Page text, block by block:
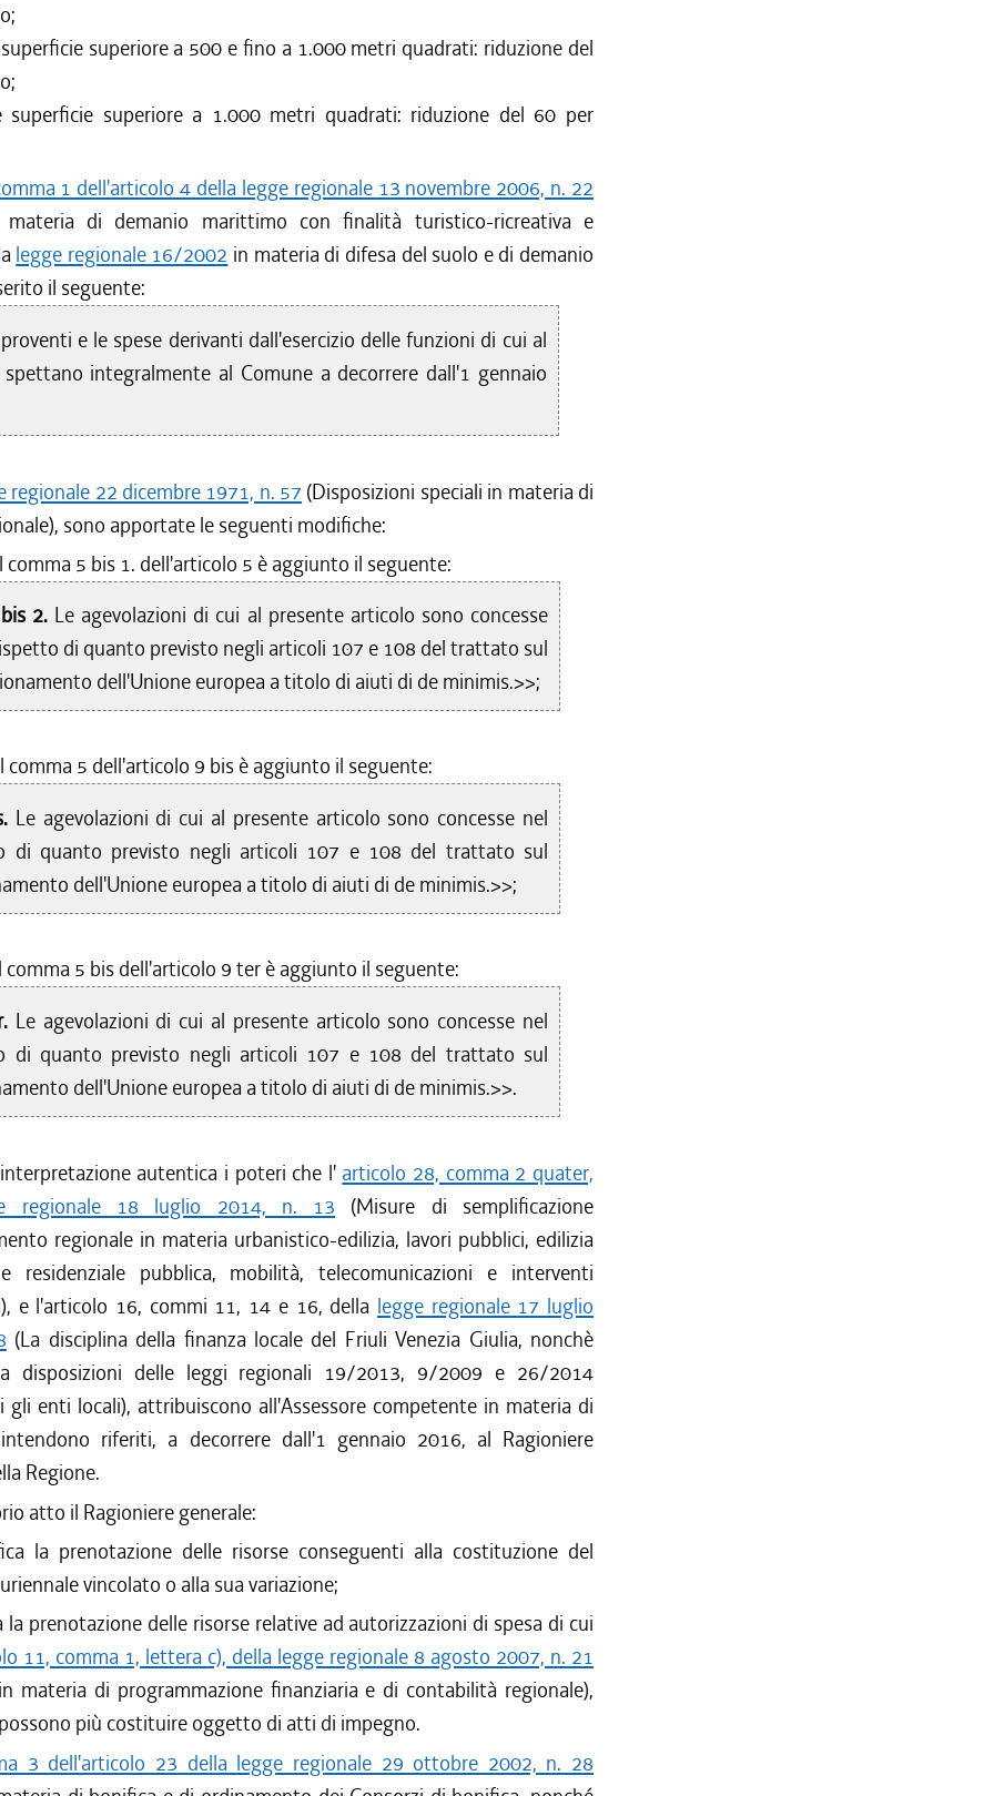
superiore a 500 e fino a 1.000 metri quadrati: riduzione del
superficie superiore a 1.000 metri quadrati: riduzione del 60 per
1 dell'articolo 4 della legge regionale 13 novembre 2006, n. 22
di demanio marittimo con finalità turistico-ricreativa e
legge regionale 16/2002 in materia di difesa del suolo e di demanio
il seguente:
e le spese derivanti dall'esercizio delle funzioni di cui al
integralmente al Comune a decorrere dall'1 gennaio
regionale 22 dicembre 1971, n. 57 (Disposizioni speciali in materia di
sono apportate le seguenti modifiche:
comma 5 bis 1. dell'articolo 5 è aggiunto il seguente:
2. Le agevolazioni di cui al presente articolo sono concesse
di quanto previsto negli articoli 107 e 108 del trattato sul
dell'Unione europea a titolo di aiuti di de minimis.>>;
comma 5 dell'articolo 9 bis è aggiunto il seguente:
Le agevolazioni di cui al presente articolo sono concesse nel
di quanto previsto negli articoli 107 e 108 del trattato sul
dell'Unione europea a titolo di aiuti di de minimis.>>;
comma 5 bis dell'articolo 9 ter è aggiunto il seguente:
Le agevolazioni di cui al presente articolo sono concesse nel
di quanto previsto negli articoli 107 e 108 del trattato sul
dell'Unione europea a titolo di aiuti di de minimis.>>.
autentica i poteri che l' articolo 28, comma 2 quater,
regionale 18 luglio 2014, n. 13 (Misure di semplificazione
regionale in materia urbanistico-edilizia, lavori pubblici, edilizia
residenziale pubblica, mobilità, telecomunicazioni e interventi
e l'articolo 16, commi 11, 14 e 16, della legge regionale 17 luglio
(La disciplina della finanza locale del Friuli Venezia Giulia, nonchè
disposizioni delle leggi regionali 19/2013, 9/2009 e 26/2014
gli enti locali), attribuiscono all'Assessore competente in materia di
riferiti, a decorrere dall'1 gennaio 2016, al Ragioniere
Regione.
atto il Ragioniere generale:
la prenotazione delle risorse conseguenti alla costituzione del
vincolato o alla sua variazione;
la prenotazione delle risorse relative ad autorizzazioni di spesa di cui
11, comma 1, lettera c), della legge regionale 8 agosto 2007, n. 21
materia di programmazione finanziaria e di contabilità regionale),
più costituire oggetto di atti di impegno.
3 dell'articolo 23 della legge regionale 29 ottobre 2002, n. 28